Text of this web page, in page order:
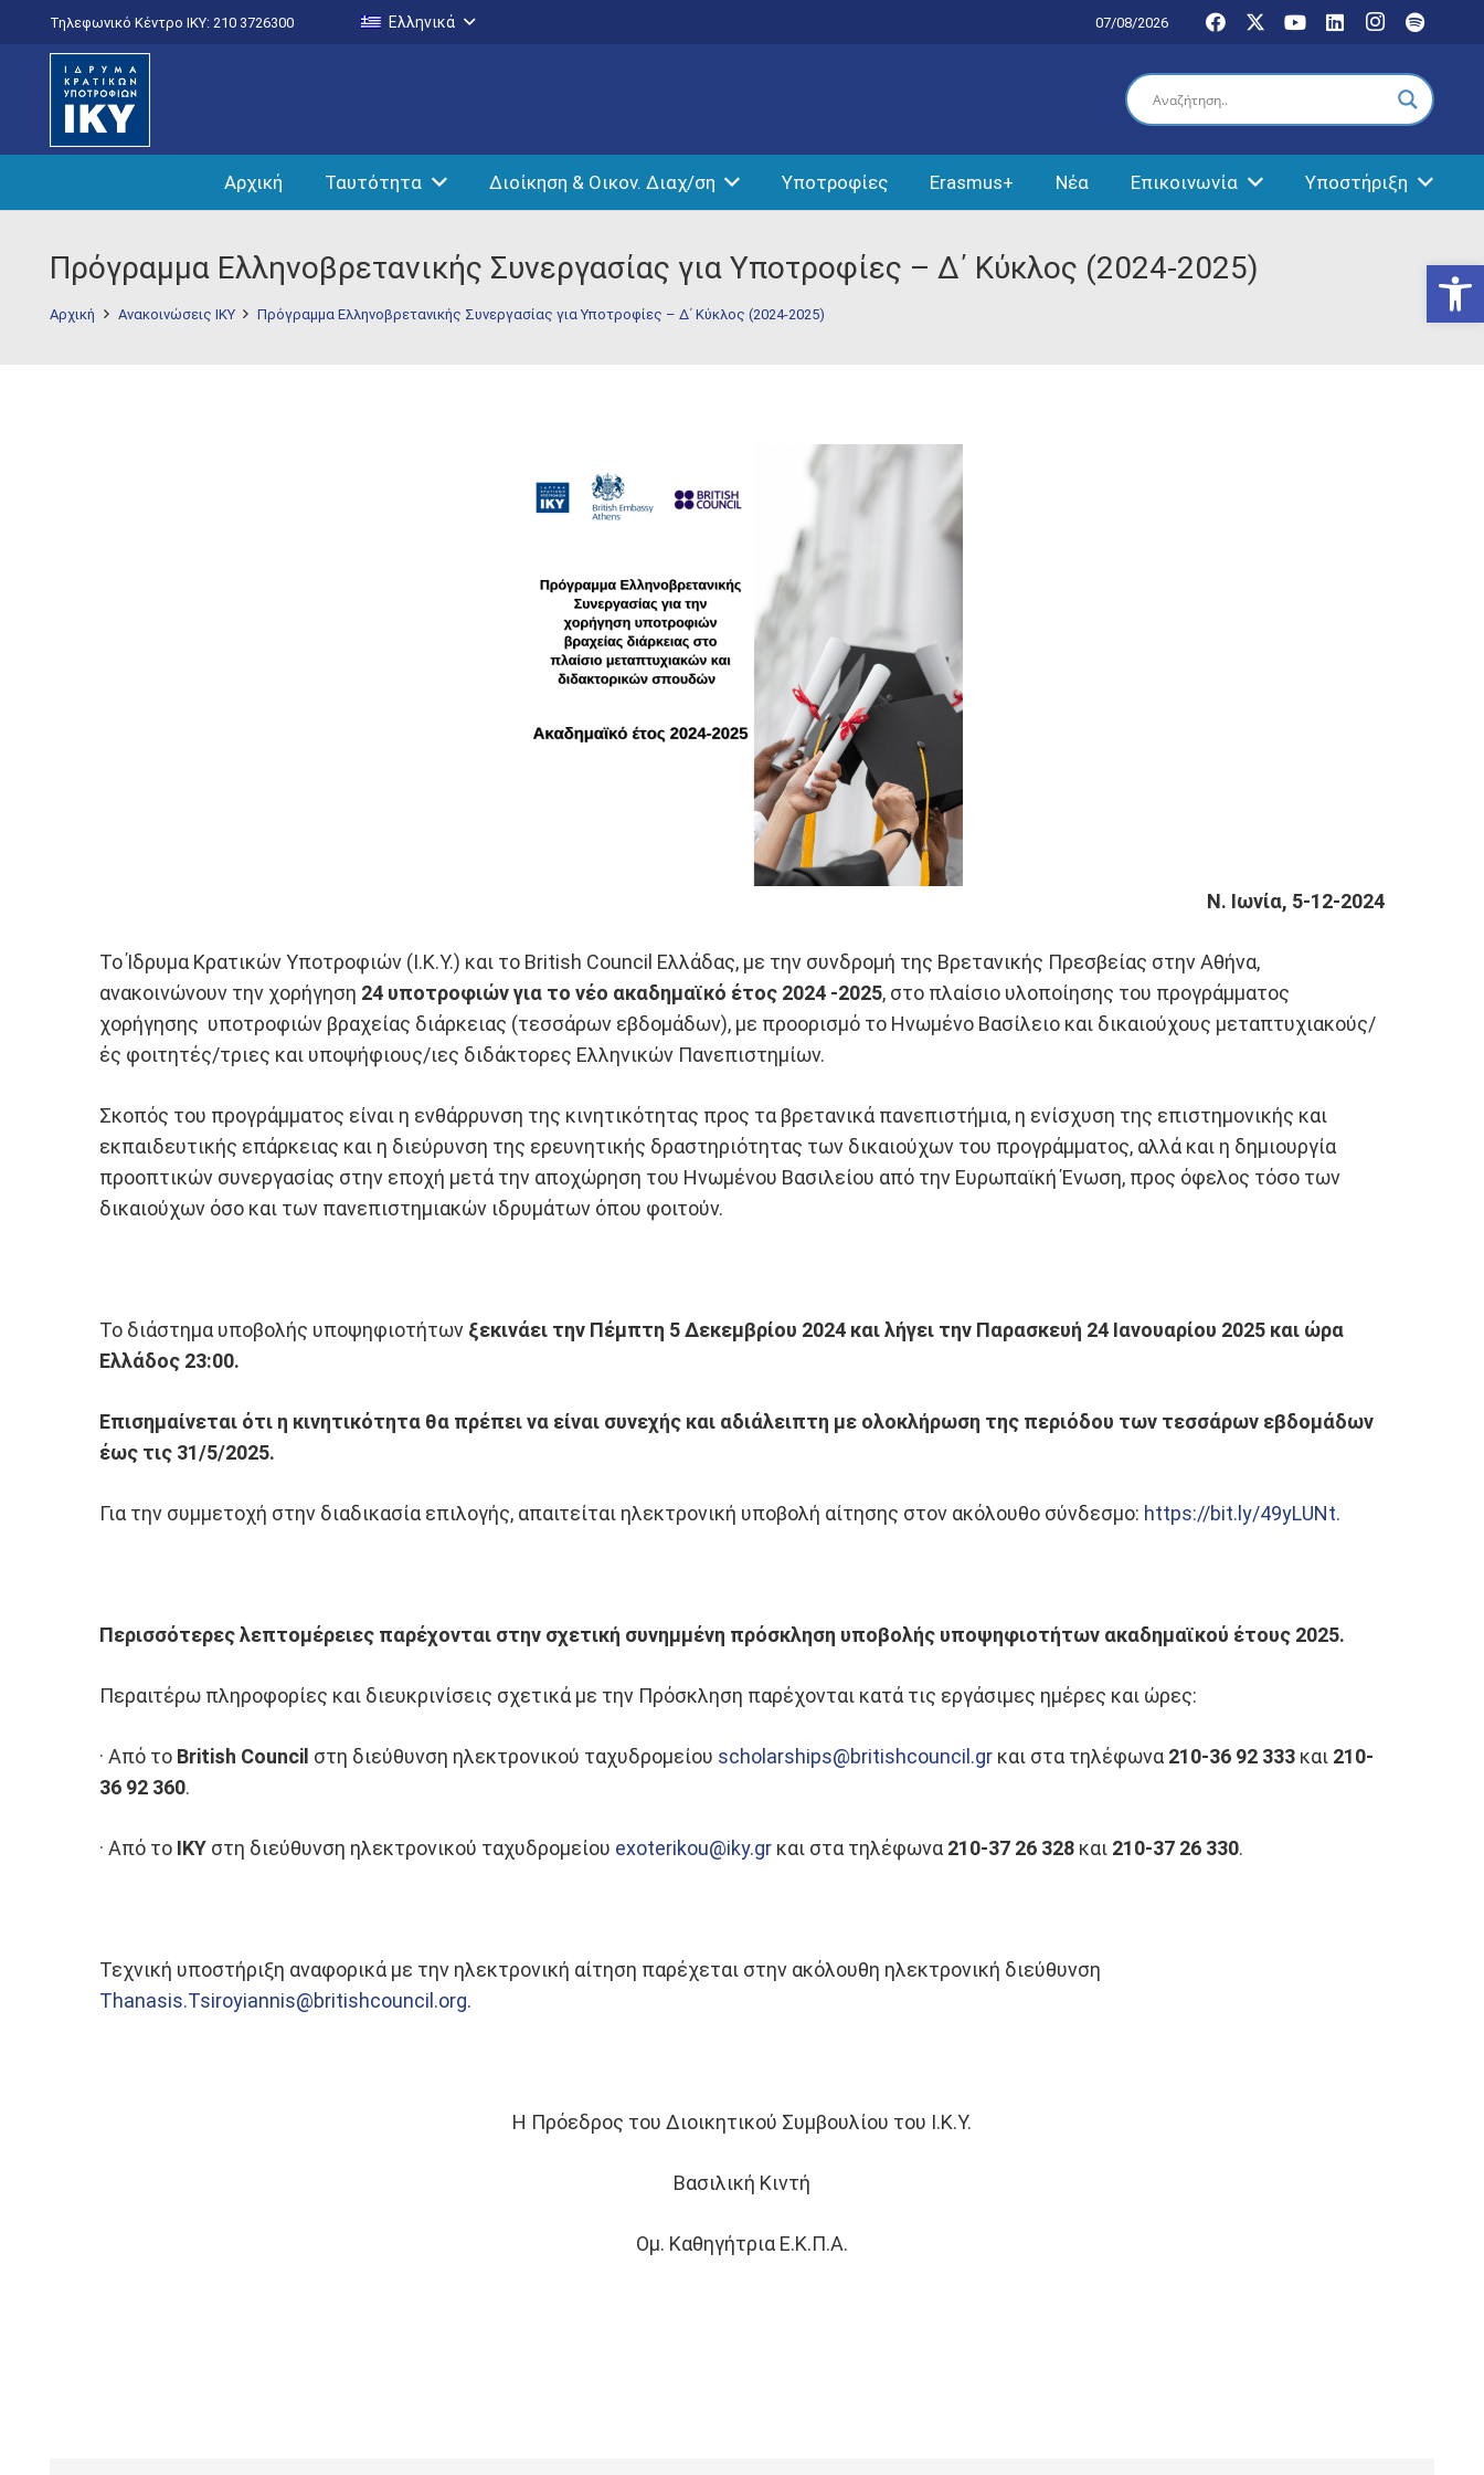
Τηλεφωνικό Κέντρο IKY: 210 3726300 Ελληνικά 07/08/2026
Αρχική Ταυτότητα Διοίκηση & Οικον. Διαχ/ση Υποτροφίες Erasmus+ Νέα Επικοινωνία Υποστήριξη
Πρόγραμμα Ελληνοβρετανικής Συνεργασίας για Υποτροφίες – Δ΄ Κύκλος (2024-2025)
Αρχική Ανακοινώσεις ΙΚΥ Πρόγραμμα Ελληνοβρετανικής Συνεργασίας για Υποτροφίες – Δ΄ Κύκλος (2024-2025)
Ν. Ιωνία, 5-12-2024
Το Ίδρυμα Κρατικών Υποτροφιών (Ι.Κ.Υ.) και το British Council Ελλάδας, με την συνδρομή της Βρετανικής Πρεσβείας στην Αθήνα,
ανακοινώνουν την χορήγηση 24 υποτροφιώνγια το νέο ακαδημαϊκό έτος 2024 -2025, στο πλαίσιο υλοποίησης του προγράμματος
χορήγησης υποτροφιών βραχείας διάρκειας (τεσσάρων εβδομάδων), με προορισμό το Ηνωμένο Βασίλειο και δικαιούχους μεταπτυχιακούς/
ές φοιτητές/τριες και υποψήφιους/ιες διδάκτορες Ελληνικών Πανεπιστημίων.
Σκοπός του προγράμματος είναι η ενθάρρυνση της κινητικότητας προς τα βρετανικά πανεπιστήμια, η ενίσχυση της επιστημονικής και
εκπαιδευτικής επάρκειας και η διεύρυνση της ερευνητικής δραστηριότητας των δικαιούχων του προγράμματος, αλλά και η δημιουργία
προοπτικών συνεργασίας στην εποχή μετά την αποχώρηση του Ηνωμένου Βασιλείου από την Ευρωπαϊκή Ένωση, προς όφελος τόσο των
δικαιούχων όσο και των πανεπιστημιακών ιδρυμάτων όπου φοιτούν.
Το διάστημα υποβολής υποψηφιοτήτων ξεκινάει την Πέμπτη 5 Δεκεμβρίου 2024 και λήγει την Παρασκευή 24 Ιανουαρίου 2025 και ώρα
Ελλάδος 23:00.
Επισημαίνεται ότι η κινητικότητα θα πρέπει να είναι συνεχής και αδιάλειπτη με ολοκλήρωση της περιόδου των τεσσάρων εβδομάδων
έως τις 31/5/2025.
Για την συμμετοχή στην διαδικασία επιλογής, απαιτείται ηλεκτρονική υποβολή αίτησης στον ακόλουθο σύνδεσμο: https://bit.ly/49yLUNt.
Περισσότερες λεπτομέρειες παρέχονται στην σχετική συνημμένη πρόσκληση υποβολής υποψηφιοτήτων ακαδημαϊκού έτους 2025.
Περαιτέρω πληροφορίες και διευκρινίσεις σχετικά με την Πρόσκληση παρέχονται κατά τις εργάσιμες ημέρες και ώρες:
· Από το Βritish Council στη διεύθυνση ηλεκτρονικού ταχυδρομείου scholarships@britishcouncil.gr και στα τηλέφωνα 210-36 92 333 και 210-
36 92 360.
· Από το ΙΚΥ στη διεύθυνση ηλεκτρονικού ταχυδρομείου exoterikou@iky.gr και στα τηλέφωνα 210-37 26 328 και 210-37 26 330.
Τεχνική υποστήριξη αναφορικά με την ηλεκτρονική αίτηση παρέχεται στην ακόλουθη ηλεκτρονική διεύθυνση
Thanasis.Tsiroyiannis@britishcouncil.org.
Η Πρόεδρος του Διοικητικού Συμβουλίου του Ι.Κ.Υ.
Βασιλική Κιντή
Ομ. Καθηγήτρια Ε.Κ.Π.Α.